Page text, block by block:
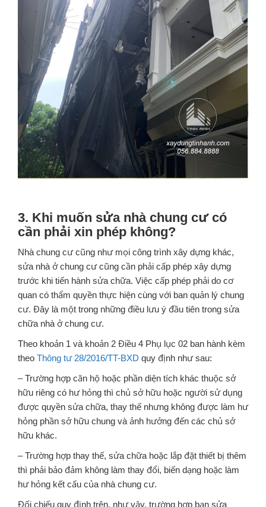
3. Khi muốn sửa nhà chung cư có
cần phải xin phép không?
Nhà chung cư cũng như mọi công trình xây dựng khác,
sửa nhà ở chung cư cũng cần phải cấp phép xây dựng
trước khi tiến hành sửa chữa. Việc cấp phép phải do cơ
quan có thẩm quyền thực hiện cùng với ban quản lý chung
cư. Đây là một trong những điều lưu ý đầu tiên trong sửa
chữa nhà ở chung cư.
Theo khoản 1 và khoản 2 Điều 4 Phụ lục 02 ban hành kèm
theo Thông tư 28/2016/TT-BXD quy định như sau:
– Trường hợp căn hộ hoặc phần diện tích khác thuộc sở
hữu riêng có hư hỏng thì chủ sở hữu hoặc người sử dụng
được quyền sửa chữa, thay thế nhưng không được làm hư
hỏng phần sở hữu chung và ảnh hưởng đến các chủ sở
hữu khác.
– Trường hợp thay thế, sửa chữa hoặc lắp đặt thiết bị thêm
thì phải bảo đảm không làm thay đổi, biến dạng hoặc làm
hư hỏng kết cấu của nhà chung cư.
Đối chiếu quy định trên, như vậy, trường hợp bạn sửa